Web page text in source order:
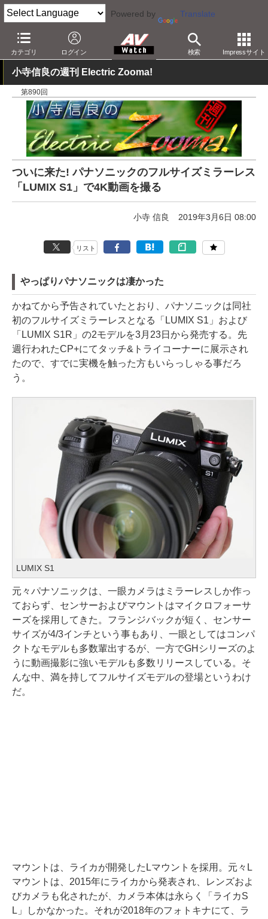
Powered by Translate
カテゴリ ログイン 検索 Impressサイト
AV Watch 製品 デジタルカメラ パナソニック
小寺信良の週刊 Electric Zooma!
第890回
ついに来た! パナソニックのフルサイズミラーレス
「LUMIX S1」で4K動画を撮る
小寺 信良 2019年3月6日 08:00
リスト
やっぱりパナソニックは凄かった
かねてから予告されていたとおり、パナソニックは同社
初のフルサイズミラーレスとなる「LUMIX S1」および
「LUMIX S1R」の2モデルを3月23日から発売する。先
週行われたCP+にてタッチ&トライコーナーに展示され
たので、すでに実機を触った方もいらっしゃる事だろ
う。
LUMIX S1
元々パナソニックは、一眼カメラはミラーレスしか作っ
ておらず、センサーおよびマウントはマイクロフォーサ
ーズを採用してきた。フランジバックが短く、センサー
サイズが4/3インチという事もあり、一眼としてはコンパ
クトなモデルも多数輩出するが、一方でGHシリーズのよ
うに動画撮影に強いモデルも多数リリースしている。そ
んな中、満を持してフルサイズモデルの登場というわけ
だ。
マウントは、ライカが開発したLマウントを採用。元々L
マウントは、2015年にライカから発表され、レンズおよ
びカメラも化されたが、カメラ本体は永らく「ライカS
L」しかなかった。それが2018年のフォトキナにて、ラ